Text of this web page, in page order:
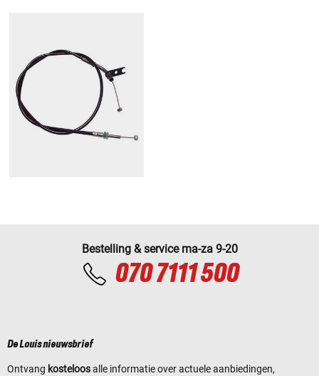
Bestelling & service ma-za 9-20
070 7111 500
De Louis nieuwsbrief
Ontvang kosteloosalle informatie over actuele aanbiedingen,